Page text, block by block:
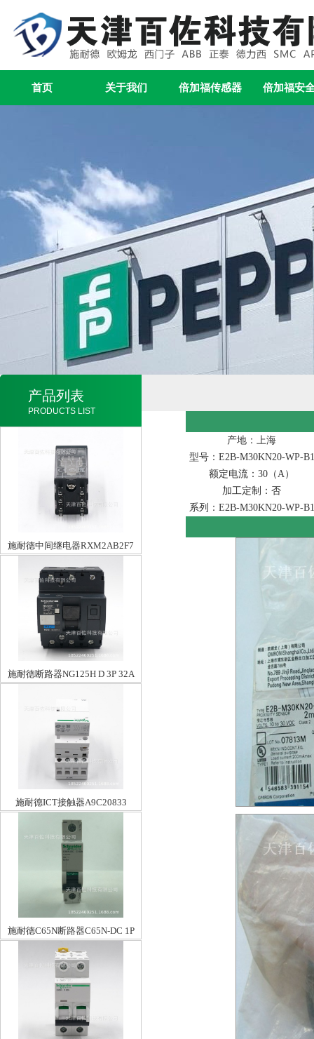
首页 关于我们 倍加福传感器 倍加福安
产品列表
PRODUCTS LIST
施耐德中间继电器RXM2AB2F7
施耐德断路器NG125H D 3P 32A
施耐德ICT接触器A9C20833
施耐德C65N断路器C65N-DC 1P
C63A
产地：上海
型号：E2B-M30KN20-WP-B1
额定电流：30（A）
加工定制：否
系列：E2B-M30KN20-WP-B1